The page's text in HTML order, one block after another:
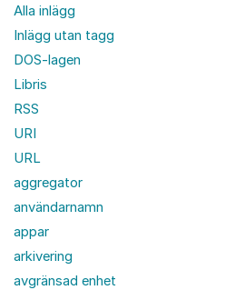
Alla inlägg
Inlägg utan tagg
DOS-lagen
Libris
RSS
URI
URL
aggregator
användarnamn
appar
arkivering
avgränsad enhet